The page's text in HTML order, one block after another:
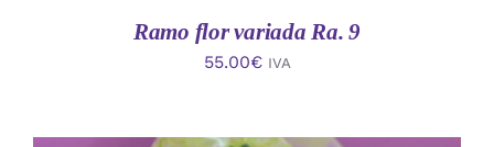
Ramo flor variada Ra. 9
55.00€ IVA